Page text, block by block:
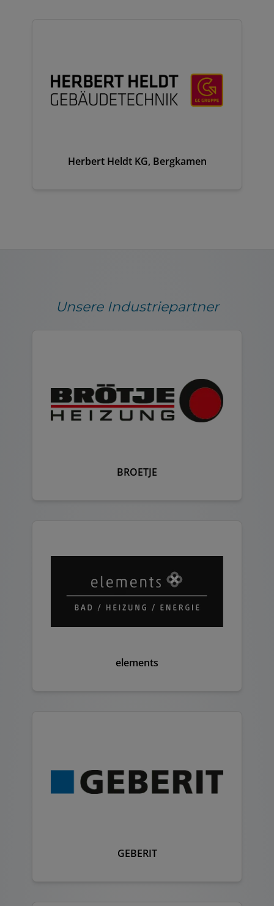
Herbert Heldt KG, Bergkamen
Unsere Industriepartner
BROETJE
elements
GEBERIT